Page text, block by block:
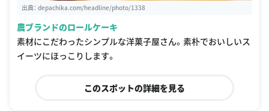
出典： depachika.com/headline/photo/1338
農ブランドのロールケーキ
素材にこだわったシンプルな洋菓子屋さん。素朴でおいしいス
イーツにほっこりします。
このスポットの詳細を見る